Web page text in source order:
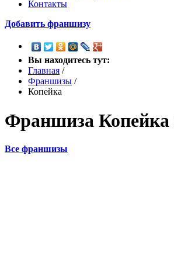
Контакты
Добавить франшизу
Вы находитесь тут:
Главная /
Франшизы /
Копейка
Франшиза Копейка
Все франшизы